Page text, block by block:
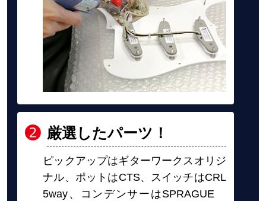
厳選したパーツ！
ピックアップはギターワークスオリジ
ナル、ポットはCTS、スイッチはCRL
5way、コンデンサーはSPRAGUE